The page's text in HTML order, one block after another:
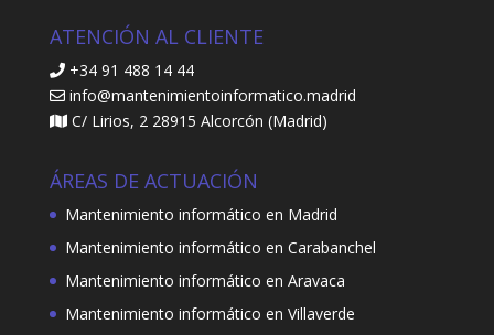
ATENCIÓN AL CLIENTE
+34 91 488 14 44
info@mantenimientoinformatico.madrid
C/ Lirios, 2 28915 Alcorcón (Madrid)
ÁREAS DE ACTUACIÓN
Mantenimiento informático en Madrid
Mantenimiento informático en Carabanchel
Mantenimiento informático en Aravaca
Mantenimiento informático en Villaverde